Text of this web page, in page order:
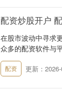
配资炒股开户
在股市波动中寻求
众多的配资软件与
配资 更新：